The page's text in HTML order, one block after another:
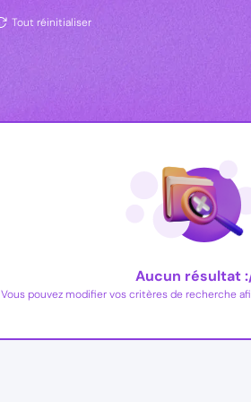
Tout réinitialiser
Aucun résultat
Vous pouvez modifier vos critères de recherche